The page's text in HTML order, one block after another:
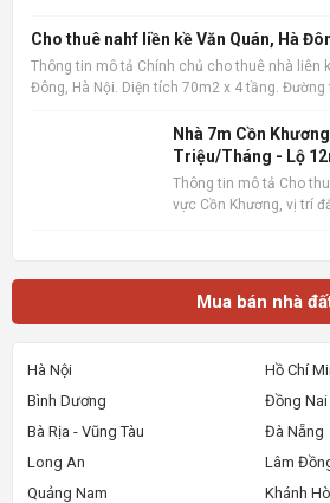
60m2 x 4 tầng, được
riêng biệt, độc lập, tạo
kinh do
Cho thuê nahf liền kề Văn Quán, Hà
Thông tin mô tả Chính chủ cho thuê nhà liên
Đông, Hà Nội. Diện tích 70m2 x 4 tầng.
thị , gần ga đường sắt metro, bến xe
Nhà 7m Cồn
Triệu/Tháng - Lộ
Ích
Thông tin mô tả Cho
vực Cồn Khương, vị trí
Mua bán nhà
Hà Nội
Hồ Chí
Bình Dương
Đồng Nai
Bà Rịa - Vũng Tàu
Đà Nẵng
Long An
Lâm
Quảng Nam
Khánh